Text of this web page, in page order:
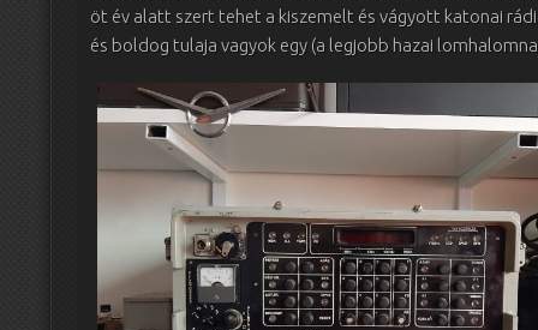
öt év alatt szert tehet a kiszemelt és vágyott katonai
és boldog tulaja vagyok egy (a legjobb hazai